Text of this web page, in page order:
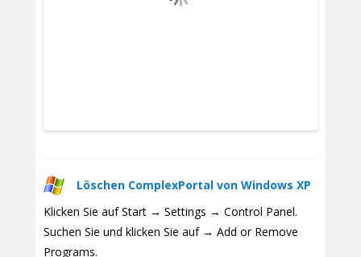
Löschen ComplexPortal von Windows XP
Klicken Sie auf Start → Settings → Control Panel.
Suchen Sie und klicken Sie auf → Add or Remove
Programs.